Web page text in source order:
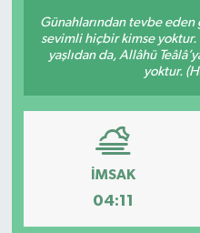
Günahlarından tevbe eden
sevimli hiçbir kimse
yaşlıdan da, Allâhü
yoktur.
İMSAK
04:11